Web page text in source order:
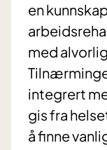
en
med
integrert
gis fra
å finne